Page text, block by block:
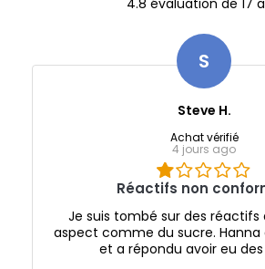
S
Steve H.
Achat vérifié
4 jours ago
Réactifs non
Je suis tombé sur des
aspect comme du sucre.
et a répondu avoir eu des